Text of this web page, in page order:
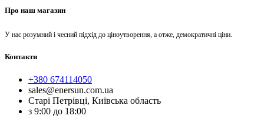
Про наш магазин
У нас розумний і чесний підхід до ціноутворення, а отже, демократичні ціни.
Контакти
+380 674114050
sales@enersun.com.ua
Старі Петрівці, Київська область
з 9:00 до 18:00